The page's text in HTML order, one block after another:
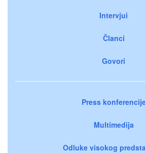
Intervjui
Članci
Govori
Press
Multimedija
Odluke visokog